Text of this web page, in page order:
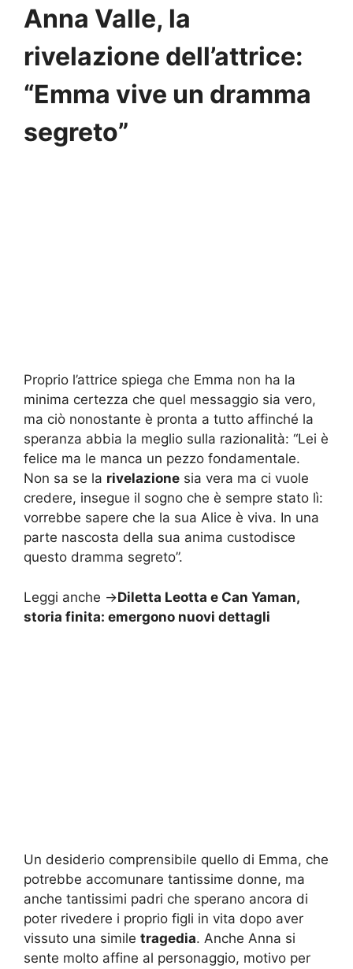
Anna Valle, la
rivelazione dell’attrice:
“Emma vive un dramma
segreto”
Proprio l’attrice spiega che Emma non ha la
minima certezza che quel messaggio sia vero,
ma ciò nonostante è pronta a tutto affinché la
speranza abbia la meglio sulla razionalità: “Lei è
felice ma le manca un pezzo fondamentale.
Non sa se la rivelazione sia vera ma ci vuole
credere, insegue il sogno che è sempre stato lì:
vorrebbe sapere che la sua Alice è viva. In una
parte nascosta della sua anima custodisce
questo dramma segreto”.
Leggi anche ->Diletta Leotta e Can Yaman,
storia finita: emergono nuovi dettagli
Un desiderio comprensibile quello di Emma, che
potrebbe accomunare tantissime donne, ma
anche tantissimi padri che sperano ancora di
poter rivedere i proprio figli in vita dopo aver
vissuto una simile tragedia. Anche Anna si
sente molto affine al personaggio, motivo per